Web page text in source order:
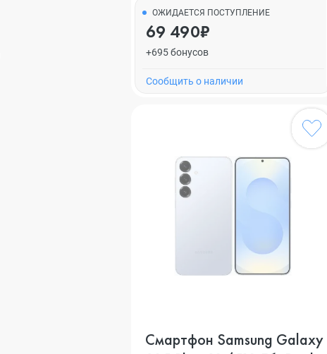
ОЖИДАЕТСЯ ПОСТУПЛЕНИЕ
69 490₽
+695 бонусов
Cообщить о наличии
Смартфон Samsung Galaxy